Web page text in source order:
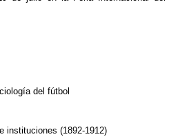
del fútbol
instituciones (1892-1912)